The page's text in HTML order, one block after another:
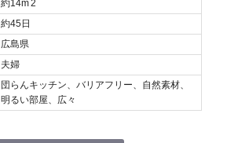
約14m2
約45日
広島県
夫婦
団らんキッチン、バリアフリー、自然素材、
明るい部屋、広々